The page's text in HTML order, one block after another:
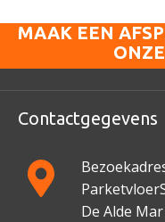
MAAK EEN
Contactgegevens
De Alde